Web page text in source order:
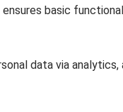
basic
data via